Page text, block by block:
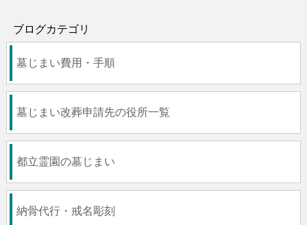
ブログカテゴリ
墓じまい費用・手順
墓じまい改葬申請先の役所一覧
都立霊園の墓じまい
納骨代行・戒名彫刻